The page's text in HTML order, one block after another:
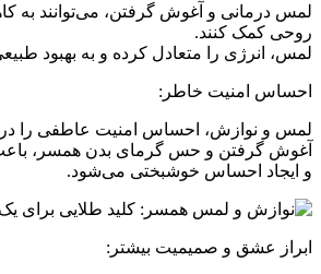
لمس درمانی و آغوش گرفتن، می‌توانند به
روحی کمک کنند.
لمس، انرژی را متعادل کرده و به بهبود
احساس امنیت خاطر:
لمس و نوازش، احساس امنیت عاطفی را
آغوش گرفتن و حس گرمای بدن همسر،
و ایجاد احساس خوشبختی می‌شود.
ابراز عشق و صمیمیت بیشتر: